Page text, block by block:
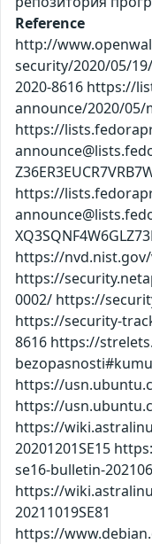
Reference
http://
security/2020/05/
2020-8616 https://
announce/2020/05/
https://
https://
https://nvd.nist.gov/
https://
0002/ https://
https://security-
8616 https://
https://
https://
https://
20201201SE15
se16-bulletin-
https://
20211019SE81
https://